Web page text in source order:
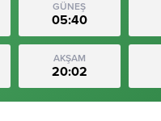
GÜNEŞ
05:40
AKŞAM
20:02